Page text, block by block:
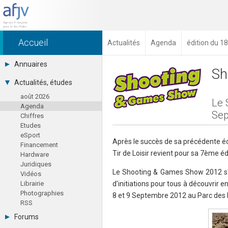
Accueil Actualités Agenda édition du
Annuaires
Toutes les sociétés (691)
Studios (418)
Editeurs (49)
Distributeurs (16)
Hard. / Accessoires (10)
Middlewares (15)
Prestataires (99)
Assoc. / Syndicats (21)
Formations / Ecoles (46)
Presse spécialisée (17)
Actualités, études
août 2026
Agenda
Chiffres
Etudes
eSport
Financement
Hardware
Juridiques
Vidéos
Librairie
Photographies
RSS
Forums
Le
Après le succès de sa précédente
Tir de Loisir revient pour sa 7ème
Le Shooting & Games Show
d'initiations pour tous à découvrir
8 et 9 Septembre 2012 au Parc des